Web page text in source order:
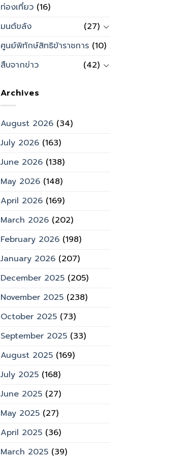
ท่องเที่ยว(16)
มนต์ขลัง
(27)
ศูนย์พิทักษ์สิทธิข้าราชการ(10)
สืบจากข่าว
(42)
Archives
August 2026(34)
July 2026(163)
June 2026(138)
May 2026(148)
April 2026(169)
March 2026(202)
February 2026(198)
January 2026(207)
December 2025(205)
November 2025(238)
October 2025(73)
September 2025(33)
August 2025(169)
July 2025(168)
June 2025(27)
May 2025(27)
April 2025(36)
March 2025(39)